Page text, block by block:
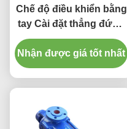
Chế độ điều khiển bằng
tay Cài đặt thẳng đứng
Máy bơm nước cho nồi
hơi
Nhận được giá tốt nhất